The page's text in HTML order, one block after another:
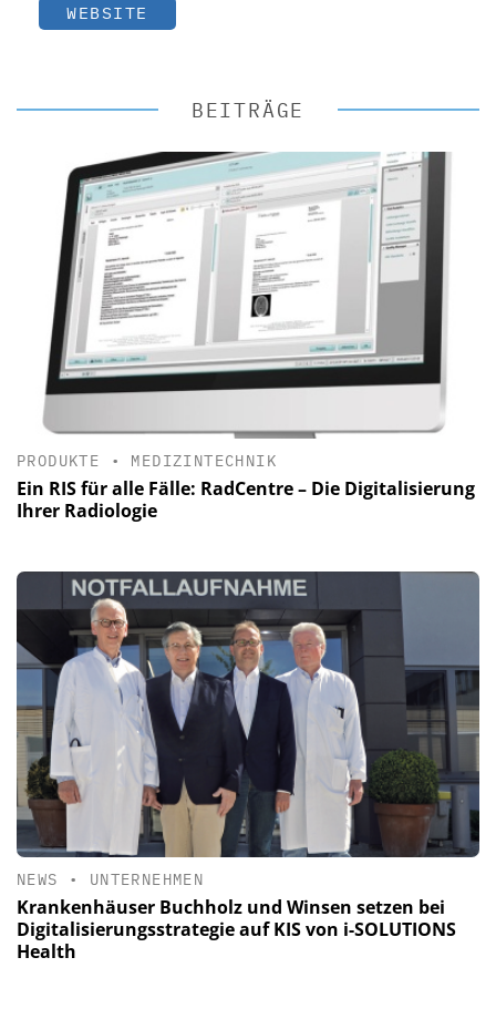
WEBSITE
BEITRÄGE
PRODUKTE • MEDIZINTECHNIK
Ein RIS für alle Fälle: RadCentre – Die Digitalisierung
Ihrer Radiologie
NEWS • UNTERNEHMEN
Krankenhäuser Buchholz und Winsen setzen bei
Digitalisierungsstrategie auf KIS von i-SOLUTIONS
Health